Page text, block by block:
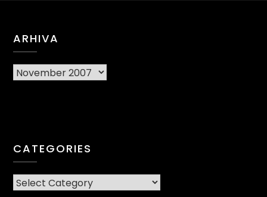
ARHIVA
Arhiva
CATEGORIES
CATEGORIES